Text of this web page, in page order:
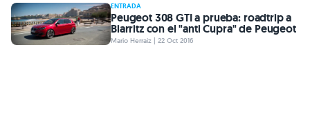
ENTRADA
Peugeot 308 GTI a prueba: roadtrip a
Biarritz con el "anti Cupra" de Peugeot
Mario Herraiz | 22 Oct 2016